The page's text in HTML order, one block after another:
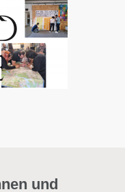
und